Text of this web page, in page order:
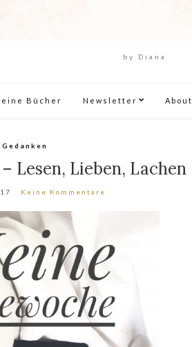
by Diana
Bücher Newsletter About.
Gedanken
Lesen, Lieben, Lachen
Keine Kommentare